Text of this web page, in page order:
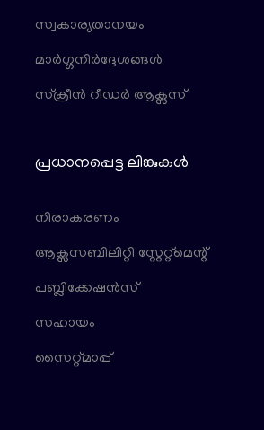
സ്വകാര്യതാനയം
മാർഗ്ഗനിർദ്ദേശങ്ങൾ
സ്ക്രീൻ റീഡർ ആക്സസ്
പ്രധാനപ്പെട്ട ലിങ്കുകൾ
നിരാകരണം
ആക്സസബിലിറ്റി സ്റ്റേറ്റ്മെന്റ്
പബ്ലിക്കേഷൻസ്
സഹായം
സൈറ്റ്മാപ്പ്